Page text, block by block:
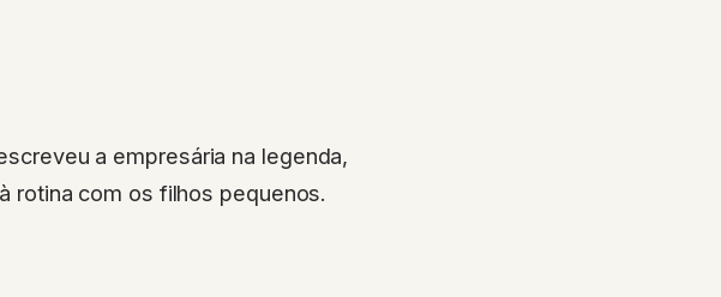
a empresária na legenda,
rotina com os filhos pequenos.